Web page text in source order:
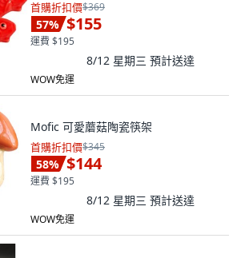
首購折扣價$369
57% $155
運費 $195
8/12 星期三 預計送達
WOW免運
Mofic 可愛蘑菇陶瓷筷架
首購折扣價$345
58% $144
運費 $195
8/12 星期三 預計送達
WOW免運